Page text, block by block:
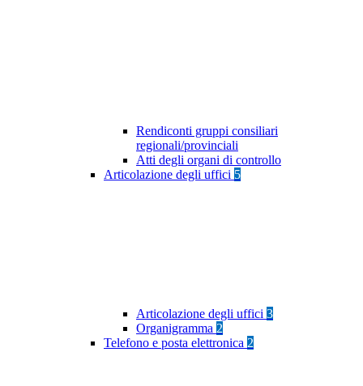
Rendiconti gruppi consiliari
regionali/provinciali
Atti degli organi di controllo
Articolazione degli uffici 5
Articolazione degli uffici 3
Organigramma 2
Telefono e posta elettronica 2